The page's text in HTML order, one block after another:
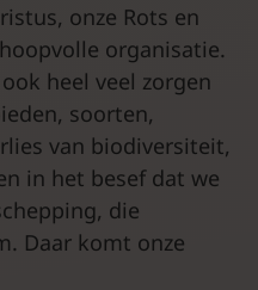
onze Rots en
organisatie.
heel veel zorgen
soorten,
van biodiversiteit,
in het besef dat we
die
Daar komt onze